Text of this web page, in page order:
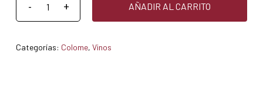
AÑADIR AL CARRITO
Categorías: Colome, Vinos